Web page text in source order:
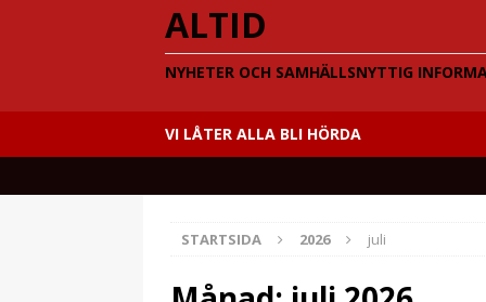
ALTID
NYHETER OCH SAMHÄLLSNYTTIG
VI LÅTER ALLA BLI HÖRDA
STARTSIDA 2026 juli